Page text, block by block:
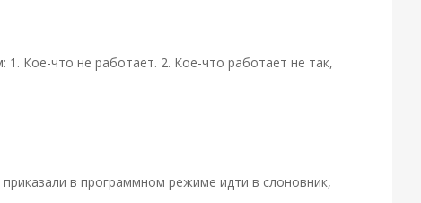
Кое-что не работает. 2. Кое-что работает не так,
в программном режиме идти в слоновник,